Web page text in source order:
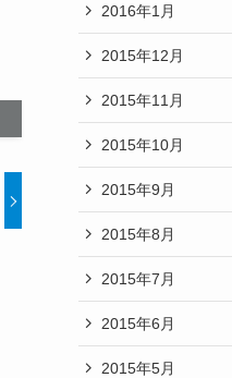
2016年1月
2015年12月
2015年11月
2015年10月
2015年9月
2015年8月
2015年7月
2015年6月
2015年5月